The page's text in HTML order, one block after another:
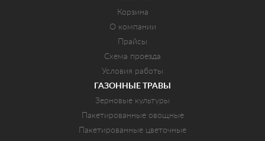
Корзина
О компании
Прайсы
Схема проезда
Условия работы
ГАЗОННЫЕ ТРАВЫ
Зерновые культуры
Пакетированные овощные
Пакетированные цветочные